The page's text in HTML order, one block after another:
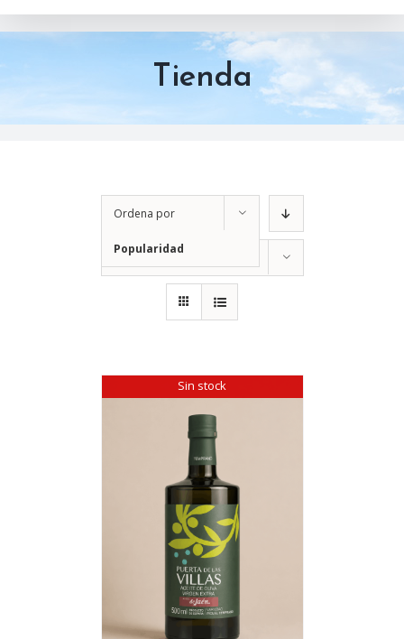
Tienda
Ordena por
Popularidad
Mostrar 12 productos
Sin stock